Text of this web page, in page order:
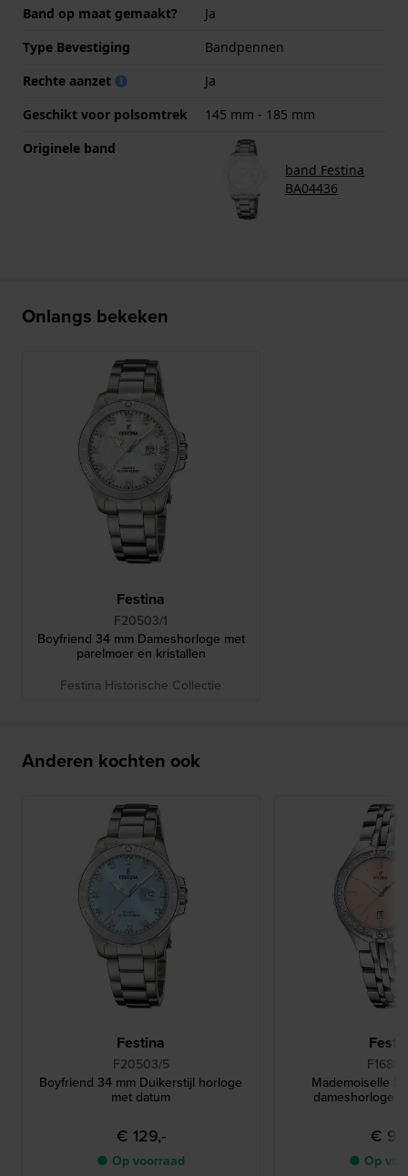
Band op maat gemaakt?
Ja
Type Bevestiging
Bandpennen
Rechte aanzet
Ja
Geschikt voor polsomtrek
145 mm - 185 mm
Originele band
band Festina
BA04436
Onlangs bekeken
Festina
F20503/1
Boyfriend 34 mm Dameshorloge met
parelmoer en kristallen
Festina Historische Collectie
Anderen kochten ook
Festina
F20503/5
Boyfriend 34 mm Duikerstijl horloge
met datum
€ 129,-
● Op voorraad
Mademoiselle
dameshorloge
€
● Op